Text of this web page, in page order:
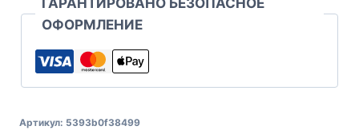
ОФОРМЛЕНИЕ
Артикул: 5393b0f38499